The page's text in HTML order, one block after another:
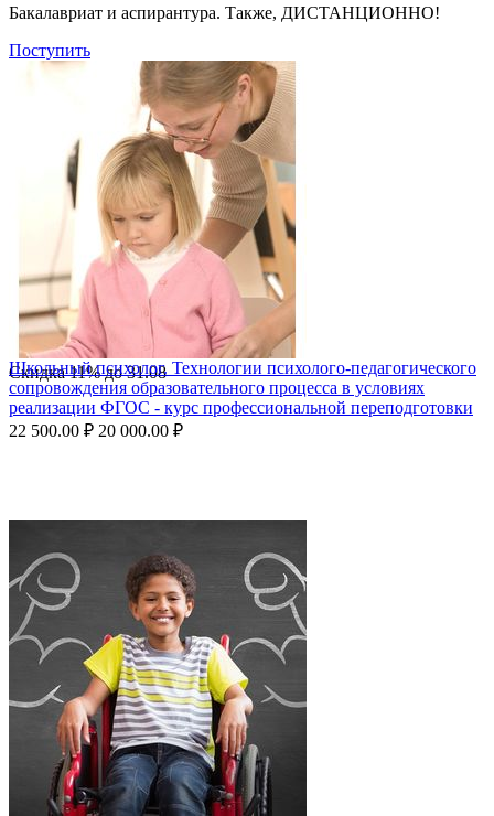
Бакалавриат и аспирантура. Также, ДИСТАНЦИОННО!
Поступить
Скидка11%до31.08
Школьный психолог. Технологии психолого-педагогического
сопровождения образовательного процесса в условиях
реализации ФГОС - курс профессиональной переподготовки
22 500.00 ₽ 20 000.00 ₽